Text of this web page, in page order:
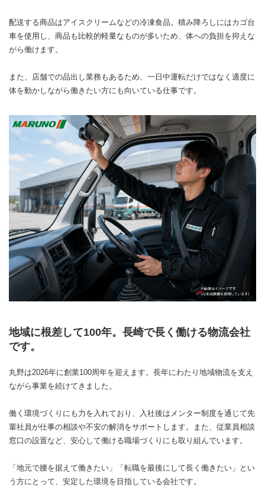
配送する商品はアイスクリームなどの冷凍食品。積み降ろしにはカゴ台
車を使用し、商品も比較的軽量なものが多いため、体への負担を抑えな
がら働けます。
また、店舗での品出し業務もあるため、一日中運転だけではなく適度に
体を動かしながら働きたい方にも向いている仕事です。
地域に根差して100年。長崎で長く働ける物流会社
です。
丸野は2026年に創業100周年を迎えます。長年にわたり地域物流を支え
ながら事業を続けてきました。
働く環境づくりにも力を入れており、入社後はメンター制度を通じて先
輩社員が仕事の相談や不安の解消をサポートします。また、従業員相談
窓口の設置など、安心して働ける職場づくりにも取り組んでいます。
「地元で腰を据えて働きたい」「転職を最後にして長く働きたい」とい
う方にとって、安定した環境を目指している会社です。